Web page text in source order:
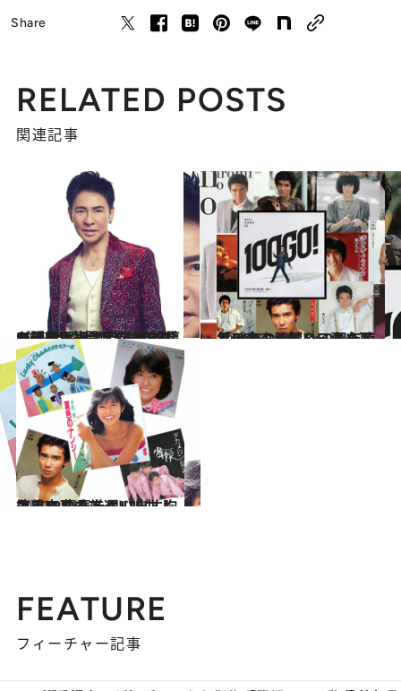
Share
RELATED POSTS
関連記事
2022.12.25
アイドル、歌手、エンターテイナー 郷ひろみ67歳が語る肩書にこだわら ない理由“愛犬つぼみの投稿も話題”
カルチャー 2021.9.5
サブスク解禁＆50周年で「GOGOGO！」 褒め不足の今こそ郷ひろみを聴こう！
カルチャー
2020.11.16
筒美京平のアイドル曲よ永遠に 青春を思い出す胸アツ12曲を厳選！
カルチャー
FEATURE
フィーチャー記事